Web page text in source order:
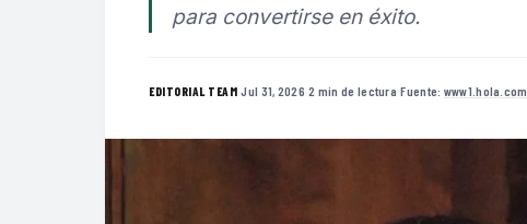
para convertirse en éxito.
EDITORIAL TEAM·Jul 31, 2026·2 min de lectura·Fuente: www1.hola.com